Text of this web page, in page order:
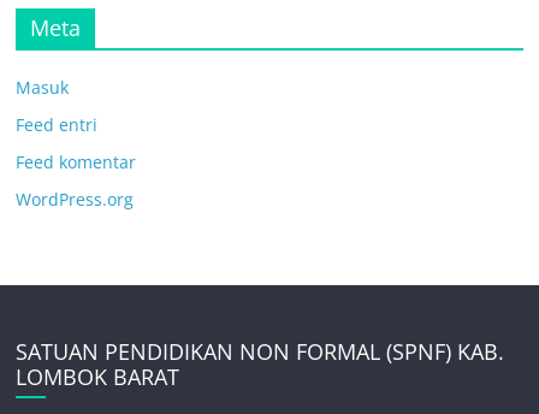
Meta
Masuk
Feed entri
Feed komentar
WordPress.org
SATUAN PENDIDIKAN NON FORMAL (SPNF) KAB.
LOMBOK BARAT